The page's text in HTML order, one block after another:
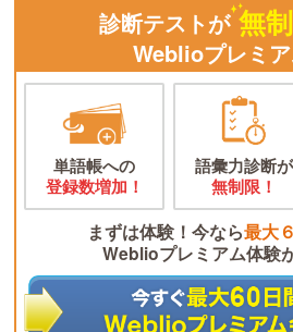
診断テストが 無
Weblioプレミ
単語帳への
登録数増加！
語彙力診断が
無制限！
まずは体験！今なら最大
Weblioプレミアム体験